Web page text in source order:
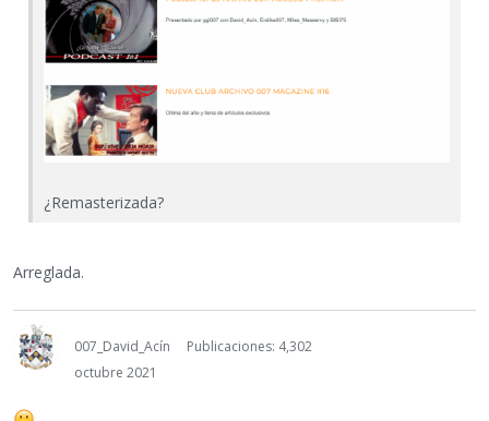
¿Remasterizada?
Arreglada.
007_David_Acín
Publicaciones: 4,302
octubre 2021